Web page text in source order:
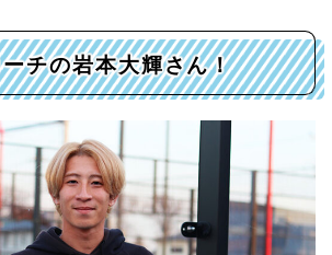
チの岩本大輝さん！